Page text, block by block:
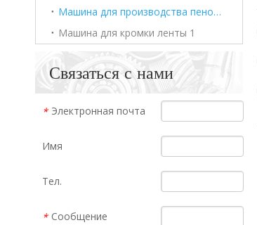
Машина для производства пенополиуретана 1
Машина для кромки ленты 1
Связаться с нами
* Электронная почта
Имя
Тел.
* Сообщение